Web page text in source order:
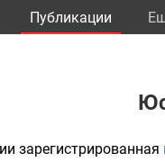
Публикации
зарегистрированная